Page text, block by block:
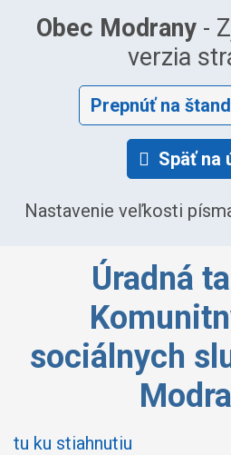
Obec Modrany -
verzia
Prepnúť na
Späť na
Nastavenie veľkosti
Úradná
sociálnych
tu ku stiahnutiu